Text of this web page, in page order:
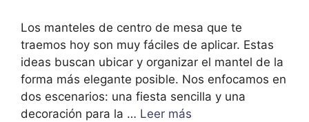
Los manteles de centro de mesa que te
traemos hoy son muy fáciles de aplicar. Estas
ideas buscan ubicar y organizar el mantel de la
forma más elegante posible. Nos enfocamos en
dos escenarios: una fiesta sencilla y una
decoración para la … Leer más